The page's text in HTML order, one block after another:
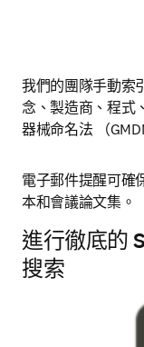
我們的團隊手動索
念、製造商、程式
器械命名法 （
電子郵件提醒可確
本和會議論文集。
進行徹底的
搜索